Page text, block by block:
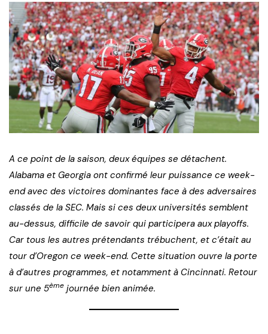
A ce point de la saison, deux équipes se détachent.
Alabama et Georgia ont confirmé leur puissance ce week-
end avec des victoires dominantes face à des adversaires
classés de la SEC. Mais si ces deux universités semblent
au-dessus, difficile de savoir qui participera aux playoffs.
Car tous les autres prétendants trébuchent, et c’était au
tour d’Oregon ce week-end. Cette situation ouvre la porte
à d’autres programmes, et notamment à Cincinnati. Retour
sur une 5ème journée bien animée.